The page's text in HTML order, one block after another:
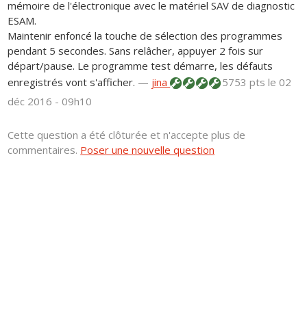
mémoire de l'électronique avec le matériel SAV de diagnostic
ESAM.
Maintenir enfoncé la touche de sélection des programmes
pendant 5 secondes. Sans relâcher, appuyer 2 fois sur
départ/pause. Le programme test démarre, les défauts
enregistrés vont s'afficher. — jina 5753 ptsle 02
déc 2016 - 09h10
Cette question a été clôturée et n'accepte plus de
commentaires. Poser une nouvelle question